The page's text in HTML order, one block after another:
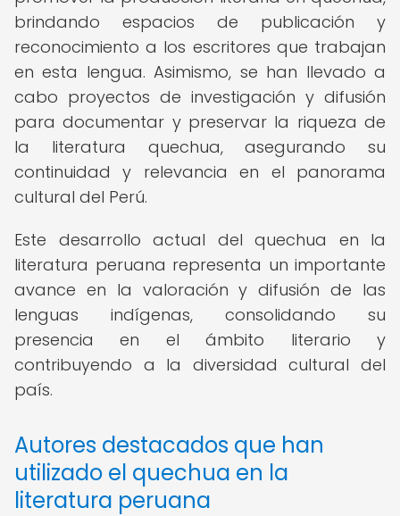
brindando espacios de publicación y
reconocimiento a los escritores que trabajan
en esta lengua. Asimismo, se han llevado a
cabo proyectos de investigación y difusión
para documentar y preservar la riqueza de
la literatura quechua, asegurando su
continuidad y relevancia en el panorama
cultural del Perú.
Este desarrollo actual del quechua en la
literatura peruana representa un importante
avance en la valoración y difusión de las
lenguas indígenas, consolidando su
presencia en el ámbito literario y
contribuyendo a la diversidad cultural del
país.
Autores destacados que han
utilizado el quechua en la
literatura peruana